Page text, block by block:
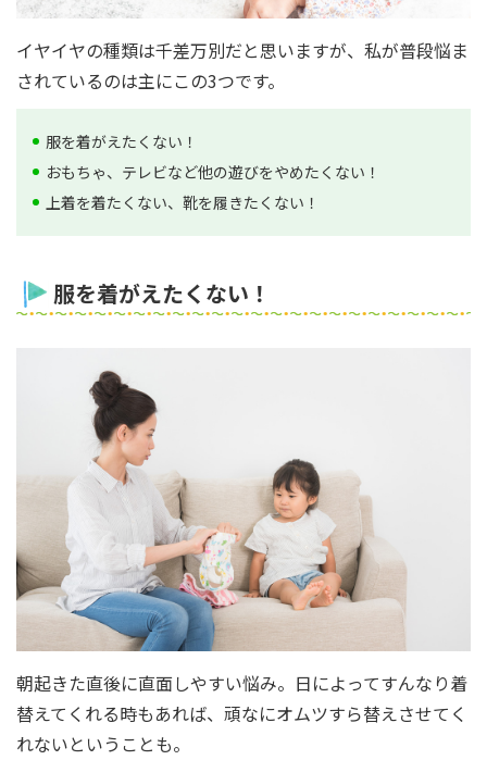
イヤイヤの種類は千差万別だと思いますが、私が普段悩ま
されているのは主にこの3つです。
服を着がえたくない！
おもちゃ、テレビなど他の遊びをやめたくない！
上着を着たくない、靴を履きたくない！
服を着がえたくない！
朝起きた直後に直面しやすい悩み。日によってすんなり着
替えてくれる時もあれば、頑なにオムツすら替えさせてく
れないということも。